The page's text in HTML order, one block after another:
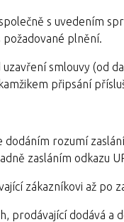
s uvedením
plnění.
smlouvy (od
připsání
rozumí
zasláním odkazu
zákazníkovi až po
prodávající dodává a